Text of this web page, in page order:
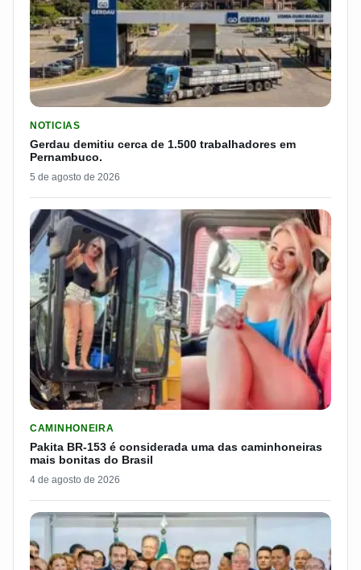
NOTICIAS
Gerdau demitiu cerca de 1.500 trabalhadores em
Pernambuco.
5 de agosto de 2026
CAMINHONEIRA
Pakita BR-153 é considerada uma das caminhoneiras
mais bonitas do Brasil
4 de agosto de 2026